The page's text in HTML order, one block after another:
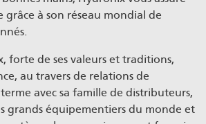
grâce à son réseau mondial de
forte de ses valeurs et traditions,
au travers de relations de
avec sa famille de distributeurs,
grands équipementiers du monde et